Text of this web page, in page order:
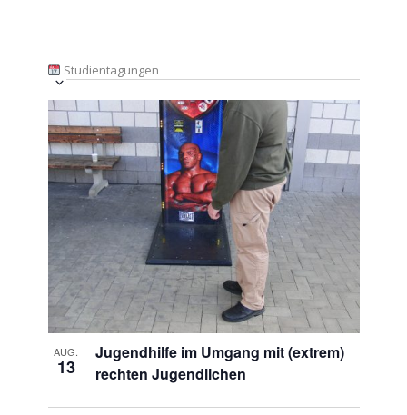
Studientagungen
Ansichten-
Navigation
Veranstaltung
Ansichten-
Navigation
Datum
auswählen.
List
of
Veranstaltungen
in
Photo
View
AUG.
13
Jugendhilfe im Umgang mit (extrem)
rechten Jugendlichen